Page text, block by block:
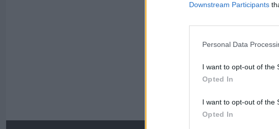
Downstream Participants
Personal Data
I want to opt-out of the
Opted In
I want to opt-out of the
Opted In